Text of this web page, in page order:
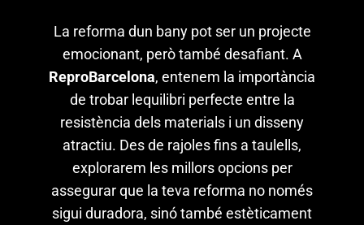
La reforma dun bany pot ser un projecte
emocionant, però també desafiant. A
ReproBarcelona, entenem la importància
de trobar lequilibri perfecte entre la
resistència dels materials i un disseny
atractiu. Des de rajoles fins a taulells,
explorarem les millors opcions per
assegurar que la teva reforma no només
sigui duradora, sinó també estèticament